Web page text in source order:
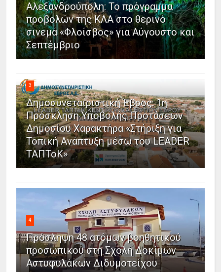
Αλεξανδρούπολη: Το πρόγραμμα
προβολών της ΚΛΑ στο θερινό
σινεμά «Φλοίσβος» για Αύγουστο και
Σεπτέμβριο
3
Δημοσυνεταιριστική Έβρος: 1η
Πρόσκληση Υποβολής Προτάσεων
Δημοσίου Χαρακτήρα «Στήριξη για
Τοπική Ανάπτυξη μέσω του LEADER
ΤΑΠΤοΚ»
4
Πρόσληψη 48 ατόμων βοηθητικού
προσωπικού στη Σχολή Δοκίμων
Αστυφυλάκων Διδυμοτείχου